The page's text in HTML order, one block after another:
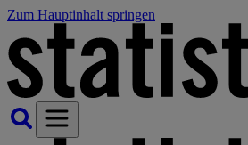
Zum Hauptinhalt springen